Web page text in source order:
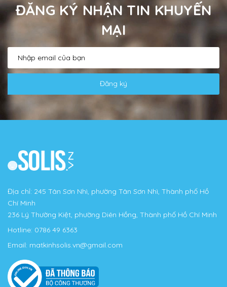
ĐĂNG KÝ NHẬN TIN KHUYẾN
MẠI
Đăng ký
Địa chỉ: 245 Tân Sơn Nhì, phường Tân Sơn Nhì, Thành phố Hồ
Chí Minh
236 Lý Thường Kiệt, phường Diên Hồng, Thành phố Hồ Chí Minh
Hotline: 0786 49 6363
Email: matkinhsolis.vn@gmail.com